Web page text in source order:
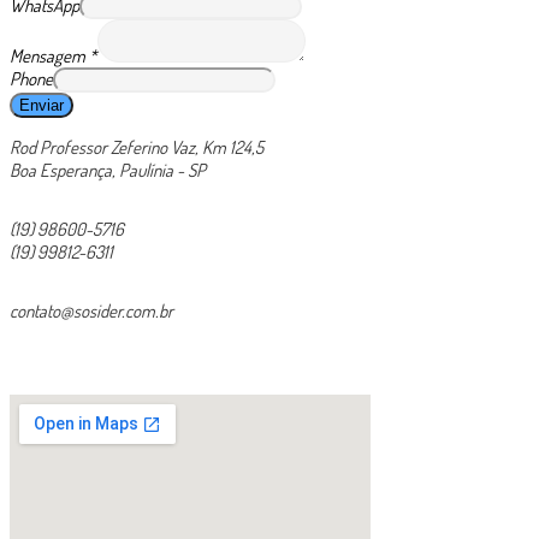
WhatsApp
Mensagem *
Phone
Enviar
Rod Professor Zeferino Vaz, Km 124,5
Boa Esperança, Paulínia - SP
(19) 98600-5716
(19) 99812-6311
contato@sosider.com.br